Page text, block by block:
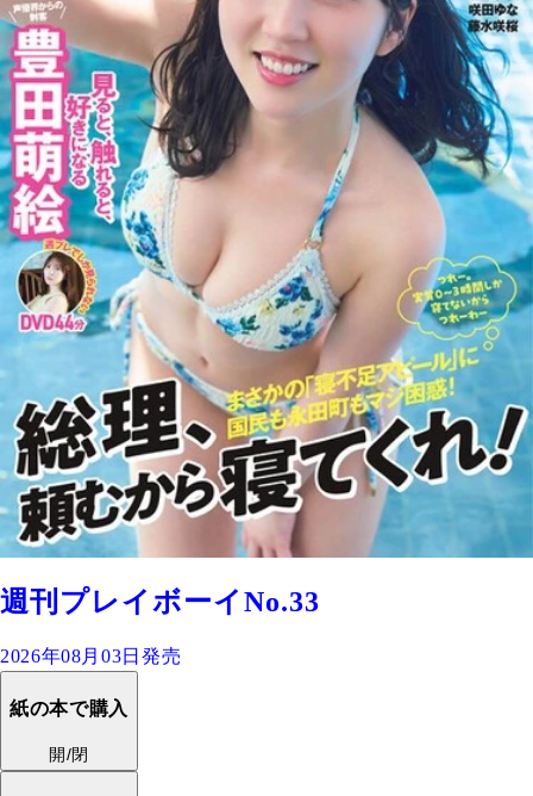
週刊プレイボーイNo.33
2026年08月03日発売
紙の本で購入
開/閉